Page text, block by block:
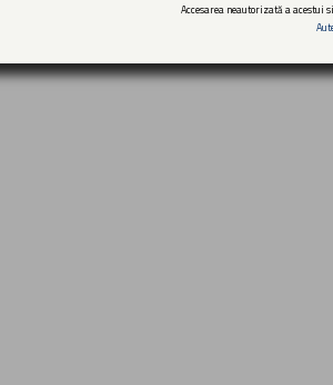
Accesarea neautorizată a acestui